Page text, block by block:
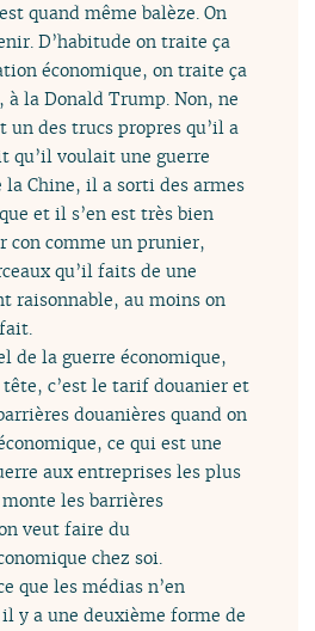
quand même balèze. On
D’habitude on traite ça
économique, on traite ça
à la Donald Trump. Non, ne
un des trucs propres qu’il a
qu’il voulait une guerre
la Chine, il a sorti des armes
et il s’en est très bien
con comme un prunier,
qu’il faits de une
raisonnable, au moins on
de la guerre économique,
tête, c’est le tarif douanier et
douanières quand on
ce qui est une
aux entreprises les plus
les barrières
veut faire du
chez soi.
que les médias n’en
y a une deuxième forme de